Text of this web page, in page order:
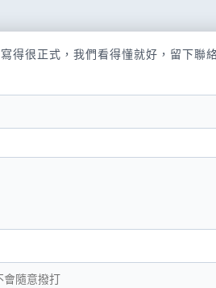
得很正式，我們看得懂就好，留下聯